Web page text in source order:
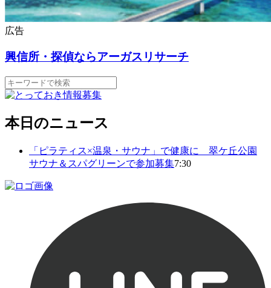
広告
興信所・探偵ならアーガスリサーチ
本日のニュース
「ピラティス×温泉・サウナ」で健康に 翠ケ丘公園
サウナ＆スパグリーンで参加募集7:30